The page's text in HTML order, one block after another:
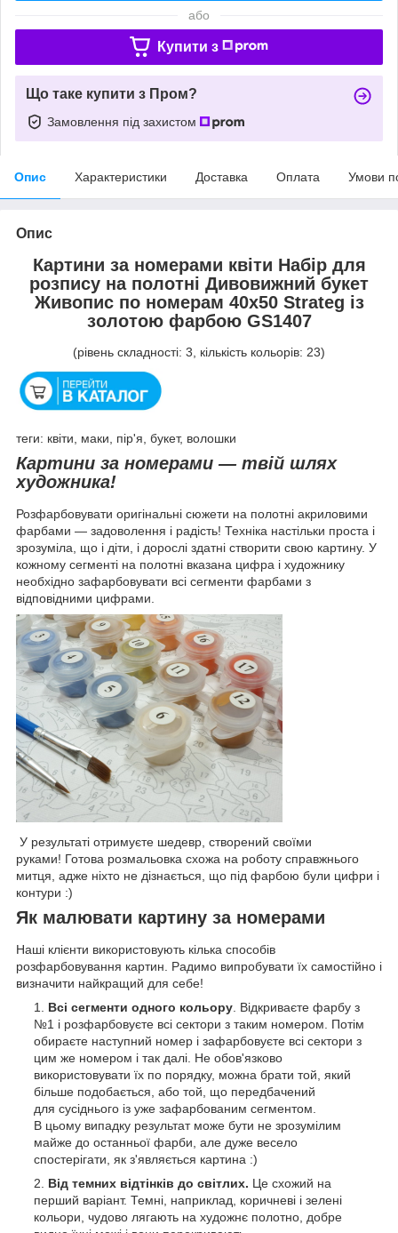
або
Купити з
Що таке купити з Пром?
Замовлення під захистом
Опис Характеристики Доставка Оплата Умови
Опис
Картини за номерами квіти Набір для
розпису на полотні Дивовижний букет
Живопис по номерам 40x50 Strateg із
золотою фарбою GS1407
(рівень складності: 3, кількість кольорів: 23)
теги: квіти, маки, пір'я, букет, волошки
Картини за номерами — твій шлях
художника!
Розфарбовувати оригінальні сюжети на полотні акриловими
фарбами — задоволення і радість! Техніка настільки проста і
зрозуміла, що і діти, і дорослі здатні створити свою картину. У
кожному сегменті на полотні вказана цифра і художнику
необхідно зафарбовувати всі сегменти фарбами з
відповідними цифрами.
У результаті отримуєте шедевр, створений своїми
руками! Готова розмальовка схожа на роботу справжнього
митця, адже ніхто не дізнається, що під фарбою були цифри і
контури :)
Як малювати картину за номерами
Наші клієнти використовують кілька способів
розфарбовування картин. Радимо випробувати їх самостійно і
визначити найкращий для себе!
Всі сегменти одного кольору . Відкриваєте фарбу з
№1 і розфарбовуєте всі сектори з таким номером. Потім
обираєте наступний номер і зафарбовуєте всі сектори з
цим же номером і так далі. Не обов'язково
використовувати їх по порядку, можна брати той, який
більше подобається, або той, що передбачений
для сусіднього із уже зафарбованим сегментом.
В цьому випадку результат може бути не зрозумілим
майже до останньої фарби, але дуже весело
спостерігати, як з'являється картина :)
Від темних відтінків до світлих. Це схожий на
перший варіант. Темні, наприклад, коричневі і зелені
кольори, чудово лягають на художнє полотно, добре